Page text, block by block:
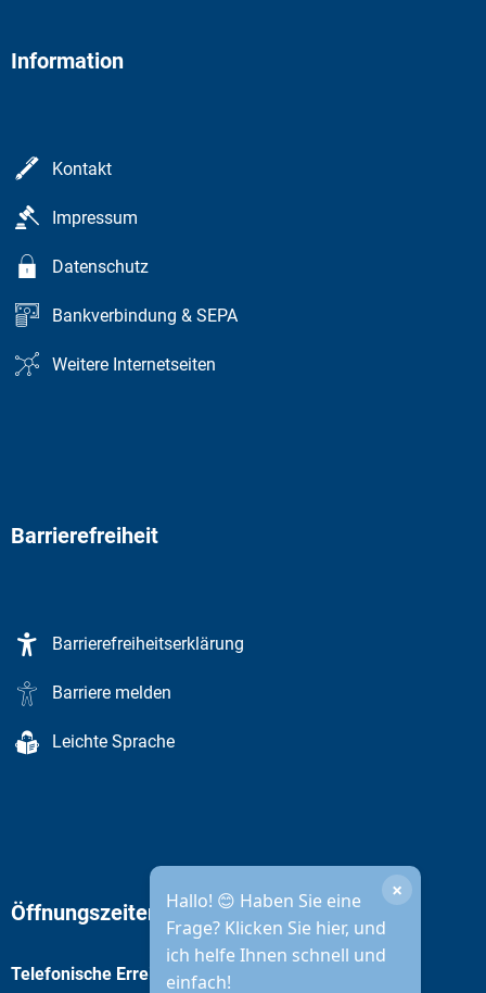
Information
Kontakt
Impressum
Datenschutz
Bankverbindung & SEPA
Weitere Internetseiten
Barrierefreiheit
Barrierefreiheitserklärung
Barriere melden
Leichte Sprache
Hallo! 😊 Haben Sie eine
Frage? Klicken Sie hier, und
ich helfe Ihnen schnell und
einfach!
×
Öffnungszeiten Stadtverwaltung
Telefonische Erreichbarkeit